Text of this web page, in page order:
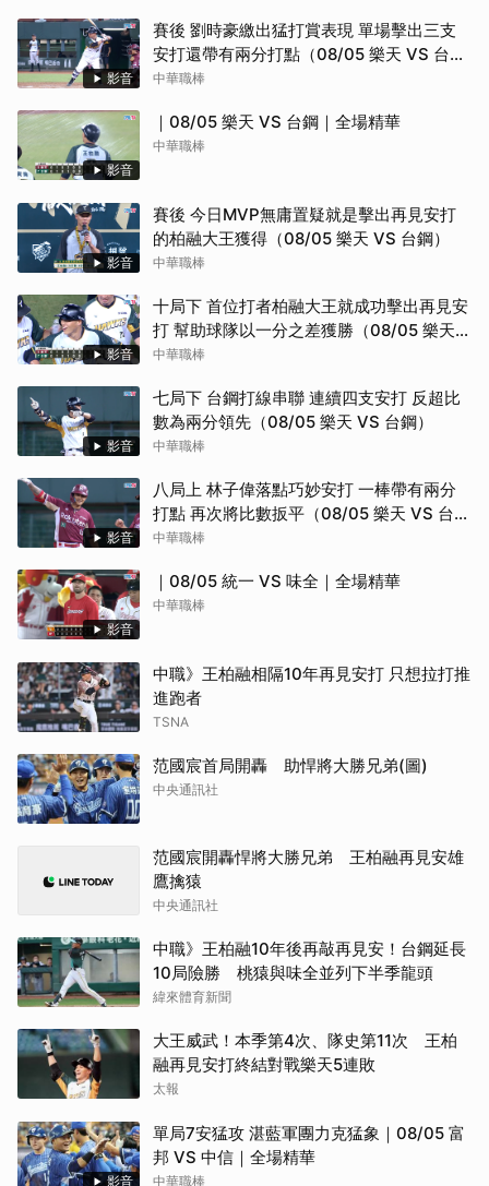
影音
賽後 劉時豪繳出猛打賞表現 單場擊出三支
安打還帶有兩分打點（08/05 樂天 VS 台
鋼）
中華職棒
影音
｜08/05 樂天 VS 台鋼｜全場精華
中華職棒
影音
賽後 今日MVP無庸置疑就是擊出再見安打
的柏融大王獲得（08/05 樂天 VS 台鋼）
中華職棒
影音
十局下 首位打者柏融大王就成功擊出再見安
打 幫助球隊以一分之差獲勝（08/05 樂天
VS 台鋼）
中華職棒
影音
七局下 台鋼打線串聯 連續四支安打 反超比
數為兩分領先（08/05 樂天 VS 台鋼）
中華職棒
影音
八局上 林子偉落點巧妙安打 一棒帶有兩分
打點 再次將比數扳平（08/05 樂天 VS 台
鋼）
中華職棒
影音
｜08/05 統一 VS 味全｜全場精華
中華職棒
中職》王柏融相隔10年再見安打 只想拉打推
進跑者
TSNA
范國宸首局開轟 助悍將大勝兄弟(圖)
中央通訊社
范國宸開轟悍將大勝兄弟 王柏融再見安雄
鷹擒猿
中央通訊社
中職》王柏融10年後再敲再見安！台鋼延長
10局險勝 桃猿與味全並列下半季龍頭
緯來體育新聞
大王威武！本季第4次、隊史第11次 王柏
融再見安打終結對戰樂天5連敗
太報
影音
單局7安猛攻 湛藍軍團力克猛象｜08/05 富
邦 VS 中信｜全場精華
中華職棒